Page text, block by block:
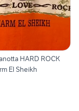
HARD ROCK
El Sheikh